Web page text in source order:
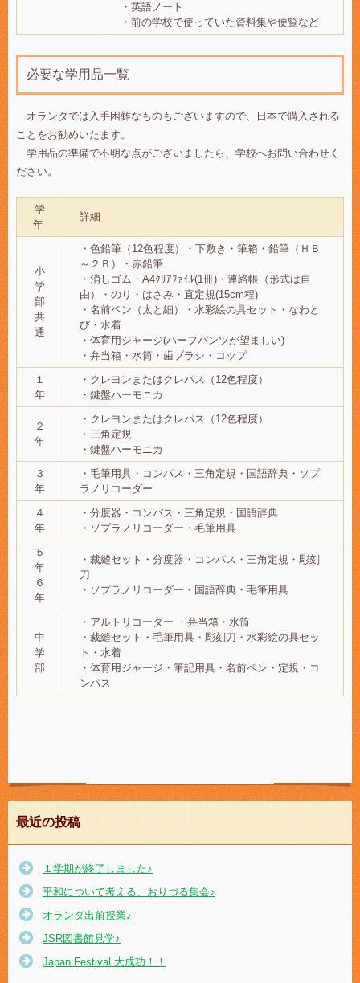
・英語ノート
・前の学校で使っていた資料集や便覧など
必要な学用品一覧
オランダでは入手困難なものもございますので、日本で購入される
ことをお勧めいたます。
学用品の準備で不明な点がございましたら、学校へお問い合わせく
ださい。
学
年
詳細
小
学
部
共
通
・色鉛筆（12色程度）・下敷き・筆箱・鉛筆（ＨＢ
～２Ｂ）・赤鉛筆
・消しゴム・A4ｸﾘｱﾌｧｲﾙ(1冊)・連絡帳（形式は自
由）・のり・はさみ・直定規(15cm程)
・名前ペン（太と細）・水彩絵の具セット・なわと
び・水着
・体育用ジャージ(ハーフパンツが望ましい)
・弁当箱・水筒・歯ブラシ・コップ
１
年
・クレヨンまたはクレパス（12色程度）
・鍵盤ハーモニカ
２
年
・クレヨンまたはクレパス（12色程度）
・三角定規
・鍵盤ハーモニカ
３
年
・毛筆用具・コンパス・三角定規・国語辞典・ソプ
ラノリコーダー
４
年
・分度器・コンパス・三角定規・国語辞典
・ソプラノリコーダー・毛筆用具
５
年
６
年
・裁縫セット・分度器・コンパス・三角定規・彫刻
刀
・ソプラノリコーダー・国語辞典・毛筆用具
中
学
部
・アルトリコーダー ・弁当箱・水筒
・裁縫セット・毛筆用具・彫刻刀・水彩絵の具セッ
ト・水着
・体育用ジャージ・筆記用具・名前ペン・定規・コ
ンパス
最近の投稿
１学期が終了しました♪
平和について考える、おりづる集会♪
オランダ出前授業♪
JSR図書館見学♪
Japan Festival 大成功！！